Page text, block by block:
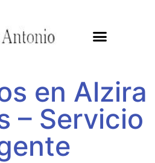
en Alzira
– Servicio